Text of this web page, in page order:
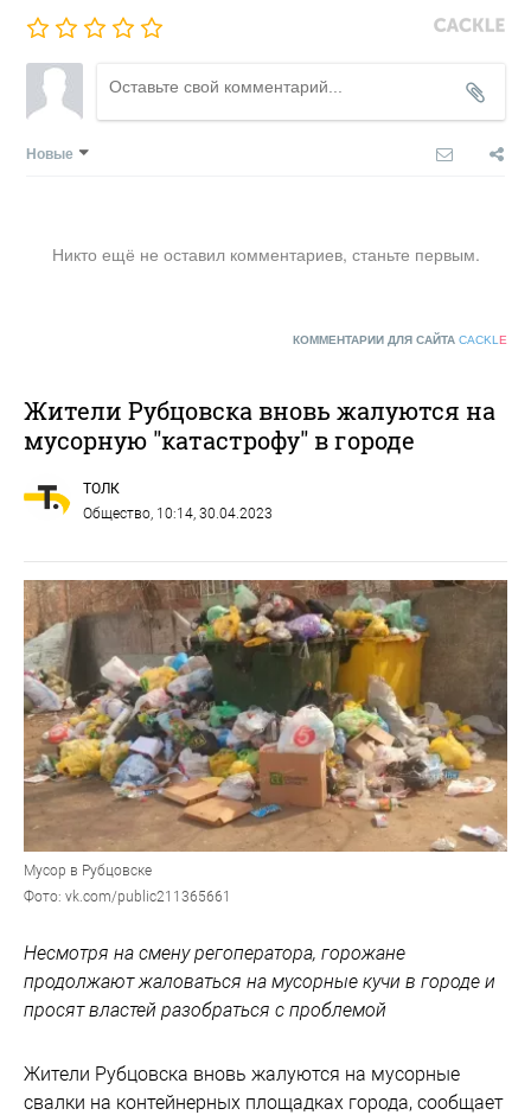
Новые
Никто ещё не оставил комментариев, станьте первым.
КОММЕНТАРИИ ДЛЯ САЙТА CACKL E
Жители Рубцовска вновь жалуются на
мусорную "катастрофу" в городе
ТОЛК
Общество , 10:14, 30.04.2023
Мусор в Рубцовске
Фото: vk.com/public211365661
Несмотря на смену регоператора, горожане
продолжают жаловаться на мусорные кучи в городе и
просят властей разобраться с проблемой
Жители Рубцовска вновь жалуются на мусорные
свалки на контейнерных площадках города, сообщает